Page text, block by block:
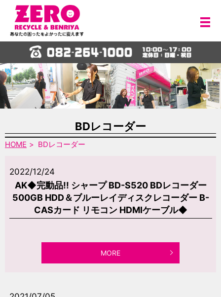
メ
BDレコーダー
HOME BDレコーダー
2022/12/24
AK◆完動品!! シャープ BD-S520 BDレコーダー
500GB HDD＆ブルーレイディスクレコーダー B-
CASカード リモコン HDMIケーブル◆
MORE